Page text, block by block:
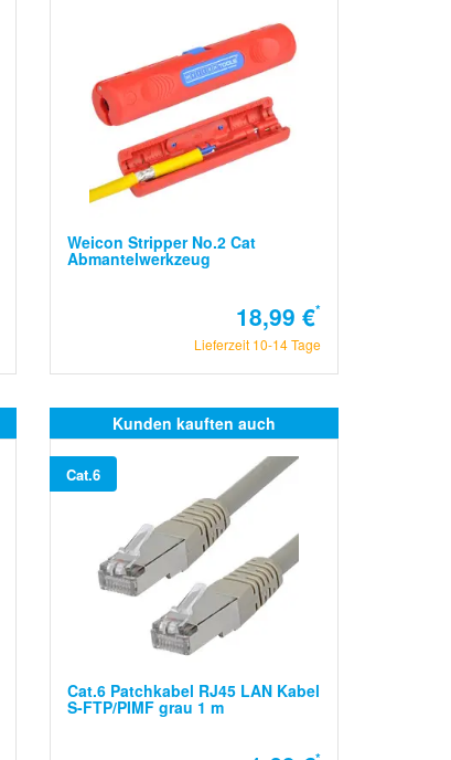
Weicon Stripper No.2 Cat
Abmantelwerkzeug
18,99 €*
Lieferzeit 10-14 Tage
Kunden kauften auch
Cat.6
Cat.6 Patchkabel RJ45 LAN Kabel
S-FTP/PIMF grau 1 m